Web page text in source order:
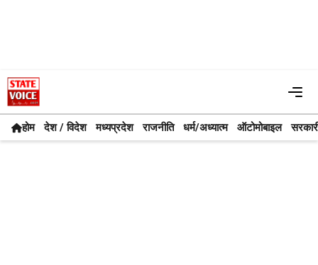
Skip
to
content
होम देश / विदेश मध्यप्रदेश राजनीति धर्म/अध्यात्म ऑटोमोबाइल